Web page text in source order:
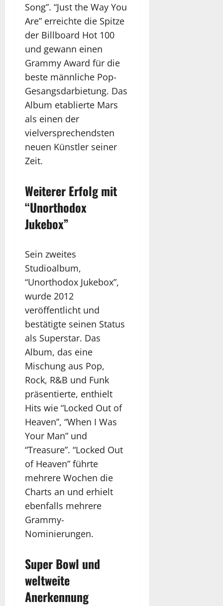
Song”. “Just the Way You
Are” erreichte die Spitze
der Billboard Hot 100
und gewann einen
Grammy Award für die
beste männliche Pop-
Gesangsdarbietung. Das
Album etablierte Mars
als einen der
vielversprechendsten
neuen Künstler seiner
Zeit.
Weiterer Erfolg mit
“Unorthodox
Jukebox”
Sein zweites
Studioalbum,
“Unorthodox Jukebox”,
wurde 2012
veröffentlicht und
bestätigte seinen Status
als Superstar. Das
Album, das eine
Mischung aus Pop,
Rock, R&B und Funk
präsentierte, enthielt
Hits wie “Locked Out of
Heaven”, “When I Was
Your Man” und
“Treasure”. “Locked Out
of Heaven” führte
mehrere Wochen die
Charts an und erhielt
ebenfalls mehrere
Grammy-
Nominierungen.
Super Bowl und
weltweite
Anerkennung